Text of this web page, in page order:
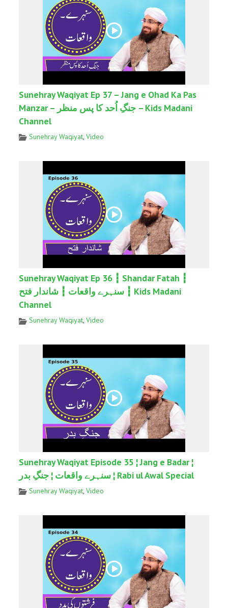
Sunehray Waqiyat Ep 37 – Jang e Ohad Ka Pas
Manzar – جنگِ اُحد کا پس منظر – Kids Madani
Channel
Sunehray Waqiyat, Video
Sunehray Waqiyat Ep 36 ┇ Shandar Fatah ┇
سنہرے واقعات ┇ شاندار فتح ┇ Kids Madani
Channel
Sunehray Waqiyat, Video
Sunehray Waqiyat Episode 35 ¦ Jang e Badar ¦
سنہرے واقعات ¦ جنگِ بدر ¦ Rabi ul Awal Special
Sunehray Waqiyat, Video